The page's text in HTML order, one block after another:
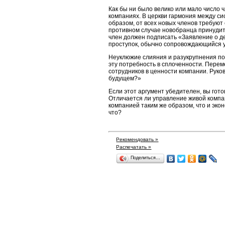
Как бы ни было велико или мало число
компаниях. В церкви гармония между
образом, от всех новых членов
противном случае новобранца
член должен подписать «Заявление о
проступок, обычно сопровождающийся
Неуклюжие слияния и разукрупнения
эту потребность в сплоченности.
сотрудников в ценности компании.
будущем?»
Если этот аргумент убедителен, вы
Отличается ли управление живой
компанией таким же образом, что и
что?
Рекомендовать »
Распечатать »
Поделиться…